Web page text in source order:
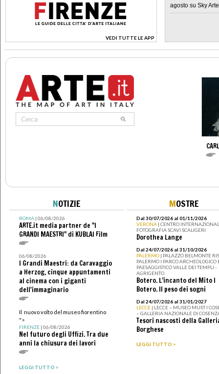
VEDI TUTTE LE APP
>
agosto su Sky Arte
NOTIZIE
ROMA| 06/08/2026
ARTE.it media partner de "I
GRANDI MAESTRI" di KUBLAI Film
06/08/2026
I Grandi Maestri: da Caravaggio
a Herzog, cinque appuntamenti
al cinema con i giganti
dell'immaginario
Il nuovo volto del museo fiorentino
">
FIRENZE| 06/08/2026
Nel futuro degli Uffizi. Tra due
anni la chiusura dei lavori
LEGGI TUTTO >
MOSTRE
Dal 30/07/2026 al 01/11/2026
VERONA | CENTRO
FOTOGRAFIA SCAVI SCALIGERI
Dorothea Lange
Dal 24/07/2026 al 31/10/2026
PALERMO | PALAZZO BELMONTE
PALERMO I PARCO ARCHEOLOGICO
PAESAGGISTICO VALLE DEI TEMPLI -
AGRIGENTO
Botero. L’incanto del Mito I
Botero. Il peso dei sogni
Dal 24/07/2026 al 31/01/2027
LECCE | LECCE – MUSEO MUST I
– GALLERIA NAZIONALE DI
Tesori nascosti della
Borghese
LEGGI TUTTO >